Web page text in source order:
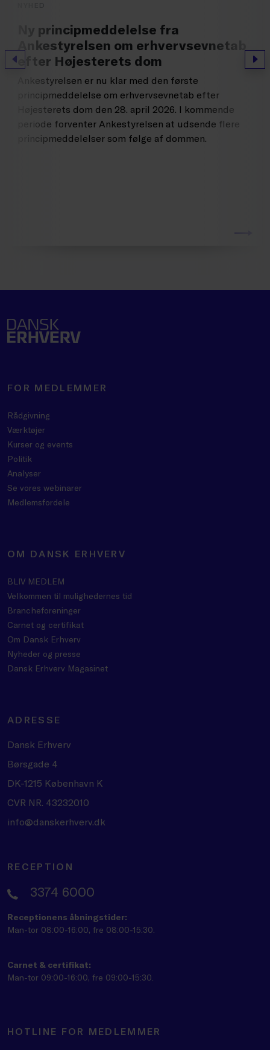
Forrige
Ny principmeddelelse fra
Ankestyrelsen om erhvervsevnetab
efter Højesterets dom
Ankestyrelsen er nu klar med den første
principmeddelelse om erhvervsevnetab efter
Højesterets dom den 28. april 2026. I kommende
periode forventer Ankestyrelsen at udsende flere
principmeddelelser som følge af dommen.
FOR MEDLEMMER
Rådgivning
Værktøjer
Kurser og events
Politik
Analyser
Se vores webinarer
Medlemsfordele
OM DANSK ERHVERV
BLIV MEDLEM
Velkommen til mulighedernes tid
Brancheforeninger
Carnet og certifikat
Om Dansk Erhverv
Nyheder og presse
Dansk Erhverv Magasinet
ADRESSE
Dansk Erhverv
Børsgade 4
DK-1215 København K
CVR NR. 43232010
info@danskerhverv.dk
RECEPTION
3374 6000
Receptionens åbningstider:
Man-tor 08:00-16:00, fre 08:00-15:30.
Carnet & certifikat:
Man-tor 09:00-16:00, fre 09:00-15:30.
HOTLINE FOR MEDLEMMER